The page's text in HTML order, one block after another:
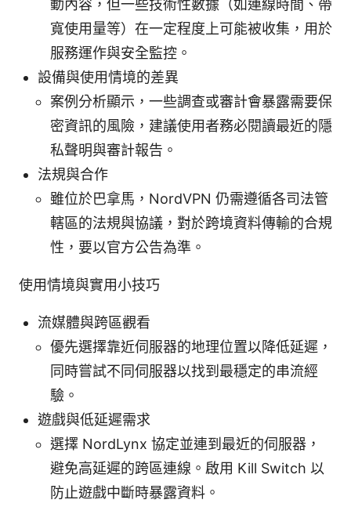
動內容，但一些技術性數據（如連線時間、帶
寬使用量等）在一定程度上可能被收集，用於
服務運作與安全監控。
設備與使用情境的差異
案例分析顯示，一些調查或審計會暴露需要保
密資訊的風險，建議使用者務必閱讀最近的隱
私聲明與審計報告。
法規與合作
雖位於巴拿馬，NordVPN 仍需遵循各司法管
轄區的法規與協議，對於跨境資料傳輸的合規
性，要以官方公告為準。
使用情境與實用小技巧
流媒體與跨區觀看
優先選擇靠近伺服器的地理位置以降低延遲，
同時嘗試不同伺服器以找到最穩定的串流經
驗。
遊戲與低延遲需求
選擇 NordLynx 協定並連到最近的伺服器，
避免高延遲的跨區連線。啟用 Kill Switch 以
防止遊戲中斷時暴露資料。